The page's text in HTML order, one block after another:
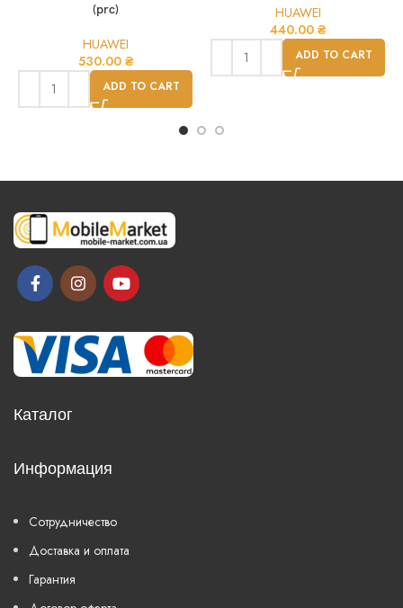
(prc)
HUAWEI
530.00 ₴
ADD TO CART
HUAWEI
440.00 ₴
ADD TO CART
Каталог
Информация
Сотрудничество
Доставка и оплата
Гарантия